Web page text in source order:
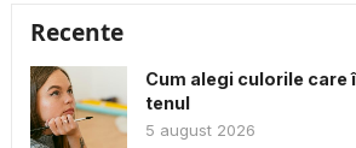
Recente
Cum alegi culorile care
tenul
5 august 2026